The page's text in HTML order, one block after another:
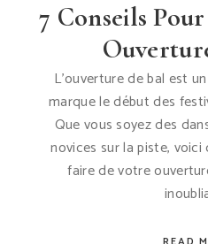
7 Conseils
L’ouverture de bal est
marque le début des
Que vous soyez des
novices sur la piste,
faire de votre